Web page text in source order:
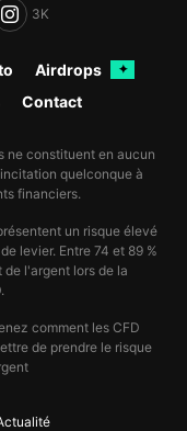
3K
Airdrops ✦
Contact
ne constituent en aucun
quelconque à
financiers.
un risque élevé
levier. Entre 74 et 89 %
l'argent lors de la
comment les CFD
de prendre le risque